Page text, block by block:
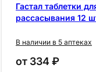
Гастал таблетки
рассасывания 12
В наличии в 5 аптеках
от 334 ₽